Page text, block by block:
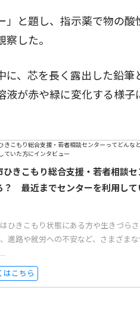
と題し、指示薬で物の酸
した。
、芯を長く露出した鉛筆
液が赤や緑に変化する様
ひきこもり総合支援・若者相談
？ 最近までセンターを利用して
ひきこもり状態にある方や生きづらさ
進路や就労への不安など、さまざま
はこちら